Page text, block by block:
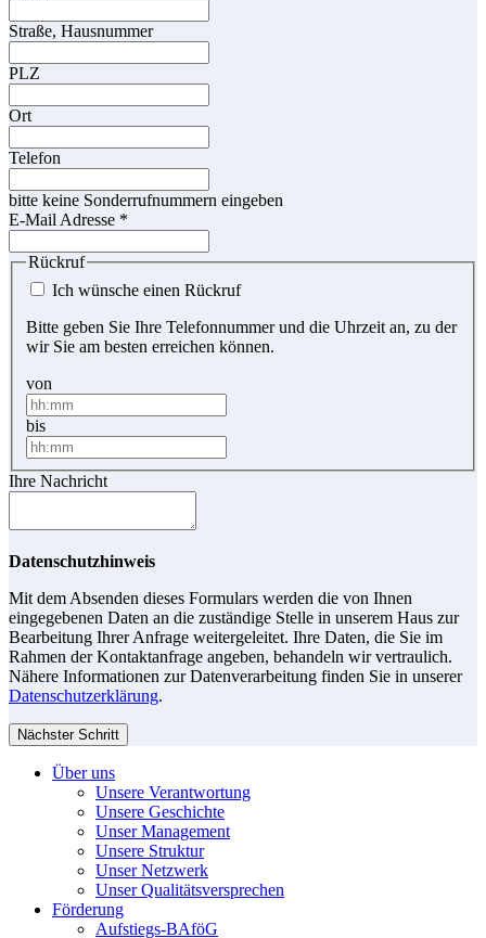
Straße, Hausnummer
PLZ
Ort
Telefon
bitte keine Sonderrufnummern eingeben
E-Mail Adresse *
Rückruf
Ich wünsche einen Rückruf
Bitte geben Sie Ihre Telefonnummer und die Uhrzeit an, zu der
wir Sie am besten erreichen können.
von
bis
Ihre Nachricht
Datenschutzhinweis
Mit dem Absenden dieses Formulars werden die von Ihnen
eingegebenen Daten an die zuständige Stelle in unserem Haus zur
Bearbeitung Ihrer Anfrage weitergeleitet. Ihre Daten, die Sie im
Rahmen der Kontaktanfrage angeben, behandeln wir vertraulich.
Nähere Informationen zur Datenverarbeitung finden Sie in unserer
Datenschutzerklärung.
Nächster Schritt
Über uns
Unsere Verantwortung
Unsere Geschichte
Unser Management
Unsere Struktur
Unser Netzwerk
Unser Qualitätsversprechen
Förderung
Aufstiegs-BAföG